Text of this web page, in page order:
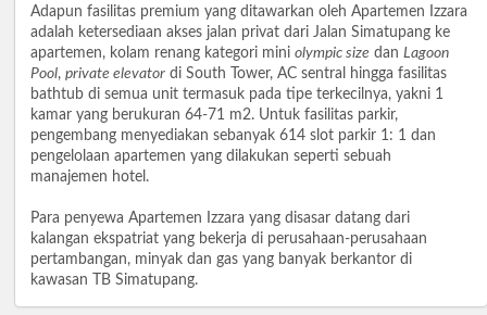
Adapun fasilitas premium yang ditawarkan oleh Apartemen Izzara
adalah ketersediaan akses jalan privat dari Jalan Simatupang ke
apartemen, kolam renang kategori mini olympic size dan Lagoon
Pool, private elevator di South Tower, AC sentral hingga fasilitas
bathtub di semua unit termasuk pada tipe terkecilnya, yakni 1
kamar yang berukuran 64-71 m2. Untuk fasilitas parkir,
pengembang menyediakan sebanyak 614 slot parkir 1: 1 dan
pengelolaan apartemen yang dilakukan seperti sebuah
manajemen hotel.
Para penyewa Apartemen Izzara yang disasar datang dari
kalangan ekspatriat yang bekerja di perusahaan-perusahaan
pertambangan, minyak dan gas yang banyak berkantor di
kawasan TB Simatupang.